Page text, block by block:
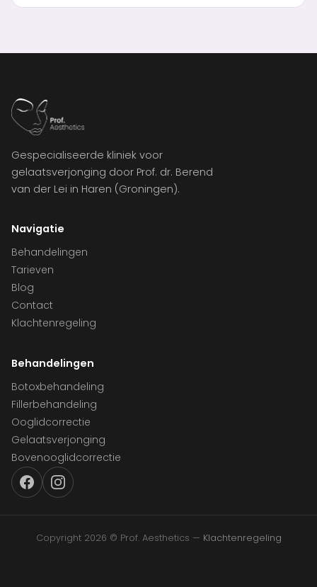
Gespecialiseerde kliniek voor
gelaatsverjonging door Prof. dr. Berend
van der Lei in Haren (Groningen).
Navigatie
Behandelingen
Tarieven
Blog
Contact
Klachtenregeling
Behandelingen
Botoxbehandeling
Fillerbehandeling
Ooglidcorrectie
Gelaatsverjonging
Bovenooglidcorrectie
Copyright 2026 © Prof. Aesthetics — Klachtenregeling